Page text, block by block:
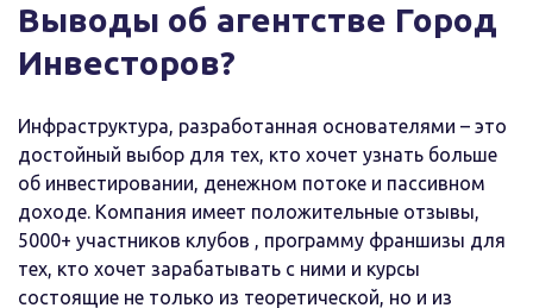
Выводы об агентстве Город
Инвесторов?
Инфраструктура, разработанная основателями – это
достойный выбор для тех, кто хочет узнать больше
об инвестировании, денежном потоке и пассивном
доходе. Компания имеет положительные отзывы,
5000+ участников клубов , программу франшизы для
тех, кто хочет зарабатывать с ними и курсы
состоящие не только из теоретической, но и из